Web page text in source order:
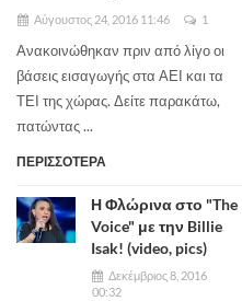
Αύγουστος 24, 2016 11:46 1
Ανακοινώθηκαν πριν από λίγο οι
βάσεις εισαγωγής στα ΑΕΙ και τα
ΤΕΙ της χώρας. Δείτε παρακάτω,
πατώντας ...
ΠΕΡΙΣΣΟΤΕΡΑ
Η Φλώρινα στο "The
Voice" με την Billie
Isak! (video, pics)
Δεκέμβριος 8, 2016
00:32